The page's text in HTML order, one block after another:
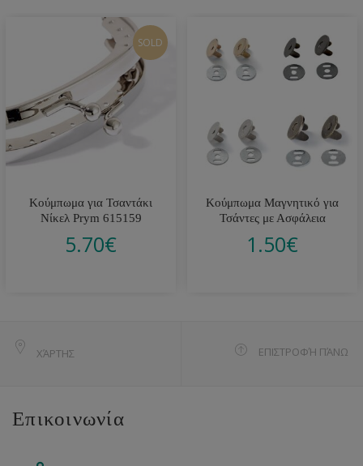
SOLD
Κούμπωμα για Τσαντάκι
Νίκελ Prym 615159
5.70€
Κούμπωμα Μαγνητικό για
Τσάντες με Ασφάλεια
1.50€
ΧΆΡΤΗΣ ΕΠΙΣΤΡΟΦΉ ΠΆΝΩ
Επικοινωνία